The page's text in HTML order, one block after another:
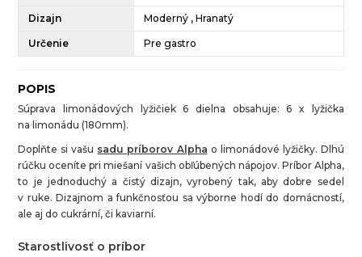
Dizajn Moderný , Hranatý
Určenie Pre gastro
POPIS
Súprava limonádových lyžičiek 6 dielna obsahuje: 6 x lyžička
na limonádu (180mm).
Doplňte si vašu sadu príborov Alpha o limonádové lyžičky. Dlhú
rúčku oceníte pri miešaní vašich obľúbených nápojov. Príbor Alpha,
to je jednoduchý a čistý dizajn, vyrobený tak, aby dobre sedel
v ruke. Dizajnom a funkčnosťou sa výborne hodí do domácností,
ale aj do cukrární, či kaviarní.
Starostlivosť o príbor